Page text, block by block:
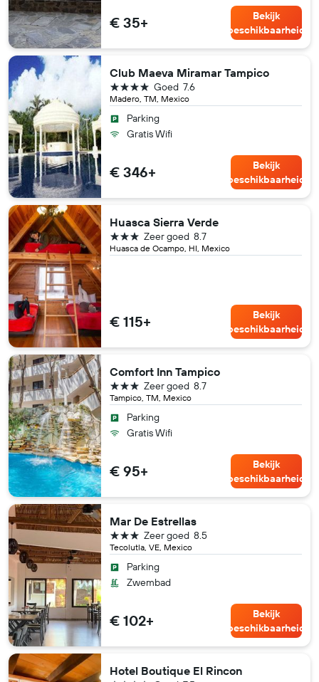
€ 35+
Bekijk
beschikbaarheid
Club Maeva Miramar Tampico
Madero, TM, Mexico
7.6
Goed
4 sterren
Parking
Gratis Wifi
€ 346+
Bekijk
beschikbaarheid
Huasca Sierra Verde
Huasca de Ocampo, HI, Mexico
8.7
Zeer goed
3 sterren
€ 115+
Bekijk
beschikbaarheid
Comfort Inn Tampico
Tampico, TM, Mexico
8.7
Zeer goed
3 sterren
Parking
Gratis Wifi
€ 95+
Bekijk
beschikbaarheid
Mar De Estrellas
Tecolutla, VE, Mexico
8.5
Zeer goed
3 sterren
Parking
Zwembad
€ 102+
Bekijk
beschikbaarheid
Hotel Boutique El Rincon